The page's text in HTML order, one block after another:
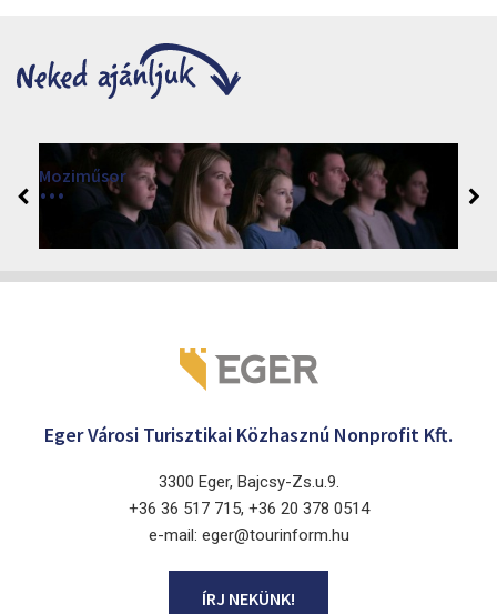
Moziműsor
Cinema Agria, Eger 3300, Törvényház utca 4.
Eger Városi Turisztikai Közhasznú Nonprofit Kft.
3300 Eger, Bajcsy-Zs.u.9.
+36 36 517 715, +36 20 378 0514
e-mail: eger@tourinform.hu
ÍRJ NEKÜNK!